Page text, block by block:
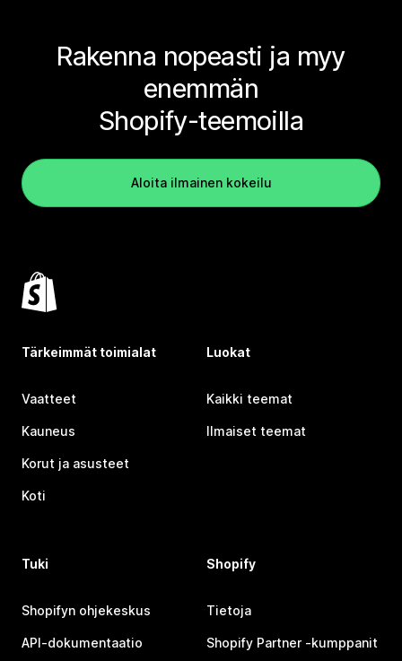
Rakenna nopeasti ja myy
enemmän
Shopify-teemoilla
Aloita ilmainen kokeilu
Tärkeimmät toimialat
Vaatteet
Kauneus
Korut ja asusteet
Koti
Luokat
Kaikki teemat
Ilmaiset teemat
Tuki
Shopifyn ohjekeskus
API-dokumentaatio
Shopify
Tietoja
Shopify Partner ‑kumppanit